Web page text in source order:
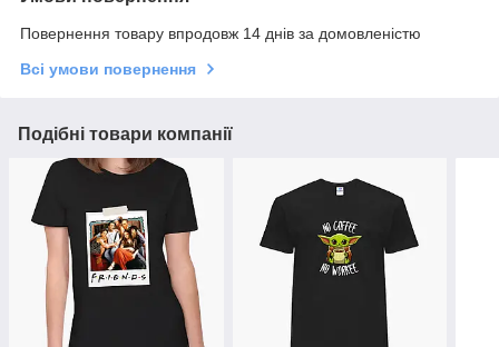
Повернення товару впродовж 14 днів за домовленістю
Всі умови повернення
Подібні товари компанії